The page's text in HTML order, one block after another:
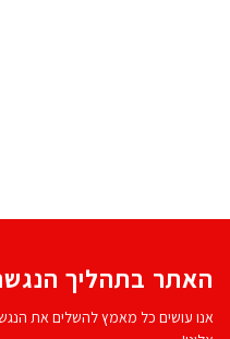
האתר בתהליך
אנו עושים כל מאמץ להשלים את